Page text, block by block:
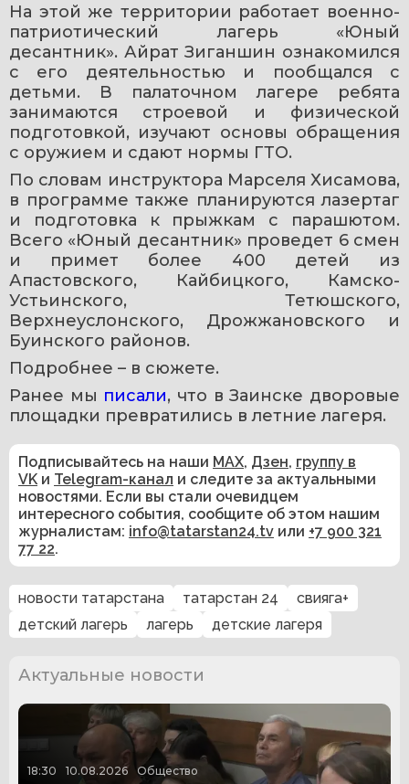
На этой же территории работает военно-
патриотический лагерь «Юный
десантник». Айрат Зиганшин ознакомился
с его деятельностью и пообщался с
детьми. В палаточном лагере ребята
занимаются строевой и физической
подготовкой, изучают основы обращения
с оружием и сдают нормы ГТО.
По словам инструктора Марселя Хисамова,
в программе также планируются лазертаг
и подготовка к прыжкам с парашютом.
Всего «Юный десантник» проведет 6 смен
и примет более 400 детей из
Апастовского, Кайбицкого, Камско-
Устьинского, Тетюшского,
Верхнеуслонского, Дрожжановского и
Буинского районов.
Подробнее – в сюжете.
Ранее мы писали, что в Заинске дворовые
площадки превратились в летние лагеря.
Подписывайтесь на наши MAX, Дзен, группу в
VK и Telegram-канал и следите за актуальными
новостями. Если вы стали очевидцем
интересного события, сообщите об этом нашим
журналистам: info@tatarstan24.tv или +7 900 321
77 22.
новости татарстана татарстан 24
свияга+
детский лагерь
лагерь детские лагеря
Актуальные новости
18:30 10.08.2026 Общество